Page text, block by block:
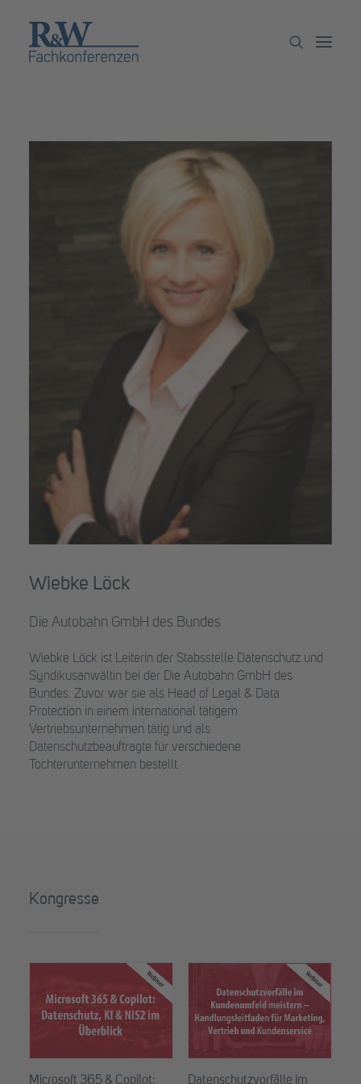
Partner werden
Wiebke Löck
Die Autobahn GmbH des Bundes
Wiebke Löck ist Leiterin der Stabsstelle Datenschutz und
Syndikusanwältin bei der Die Autobahn GmbH des
Bundes. Zuvor war sie als Head of Legal & Data
Protection in einem international tätigem
Vertriebsunternehmen tätig und als
Datenschutzbeauftragte für verschiedene
Tochterunternehmen bestellt.
Kongresse
Microsoft 365 & Copilot:
Datenschutzvorfälle im